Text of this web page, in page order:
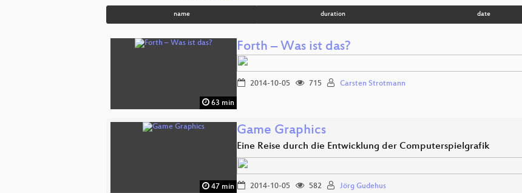
name duration date
63 min
Forth – Was ist das?
2014-10-05 715 Carsten Strotmann
47 min
Game Graphics
Eine Reise durch die Entwicklung der Computerspielgrafik
2014-10-05 582 Jörg Gudehus